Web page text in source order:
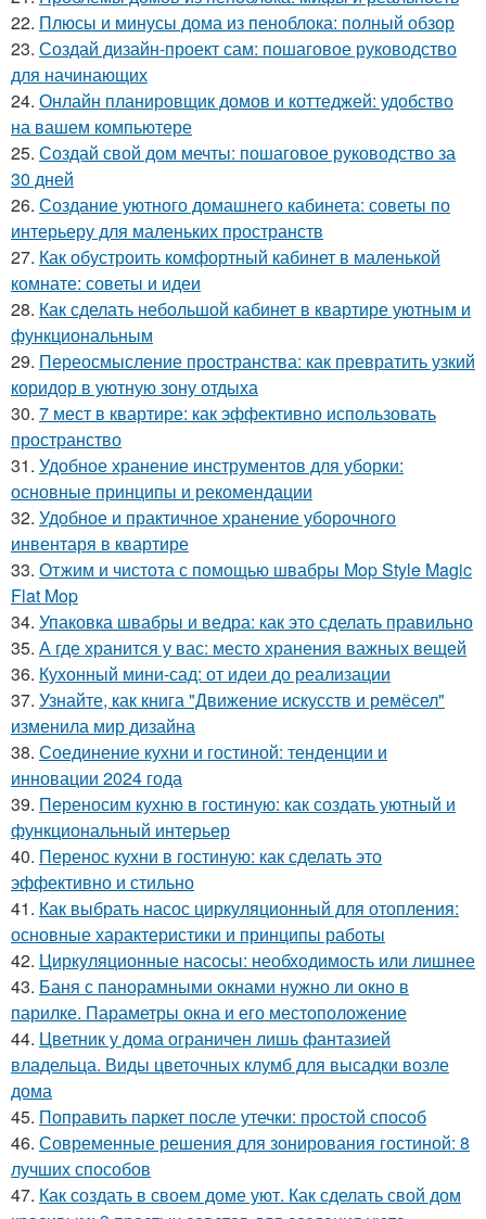
22. Плюсы и минусы дома из пеноблока: полный обзор
23. Создай дизайн-проект сам: пошаговое руководство
для начинающих
24. Онлайн планировщик домов и коттеджей: удобство
на вашем компьютере
25. Создай свой дом мечты: пошаговое руководство за
30 дней
26. Создание уютного домашнего кабинета: советы по
интерьеру для маленьких пространств
27. Как обустроить комфортный кабинет в маленькой
комнате: советы и идеи
28. Как сделать небольшой кабинет в квартире уютным и
функциональным
29. Переосмысление пространства: как превратить узкий
коридор в уютную зону отдыха
30. 7 мест в квартире: как эффективно использовать
пространство
31. Удобное хранение инструментов для уборки:
основные принципы и рекомендации
32. Удобное и практичное хранение уборочного
инвентаря в квартире
33. Отжим и чистота с помощью швабры Mop Style Magic
Flat Mop
34. Упаковка швабры и ведра: как это сделать правильно
35. А где хранится у вас: место хранения важных вещей
36. Кухонный мини-сад: от идеи до реализации
37. Узнайте, как книга "Движение искусств и ремёсел"
изменила мир дизайна
38. Соединение кухни и гостиной: тенденции и
инновации 2024 года
39. Переносим кухню в гостиную: как создать уютный и
функциональный интерьер
40. Перенос кухни в гостиную: как сделать это
эффективно и стильно
41. Как выбрать насос циркуляционный для отопления:
основные характеристики и принципы работы
42. Циркуляционные насосы: необходимость или лишнее
43. Баня с панорамными окнами нужно ли окно в
парилке. Параметры окна и его местоположение
44. Цветник у дома ограничен лишь фантазией
владельца. Виды цветочных клумб для высадки возле
дома
45. Поправить паркет после утечки: простой способ
46. Современные решения для зонирования гостиной: 8
лучших способов
47. Как создать в своем доме уют. Как сделать свой дом